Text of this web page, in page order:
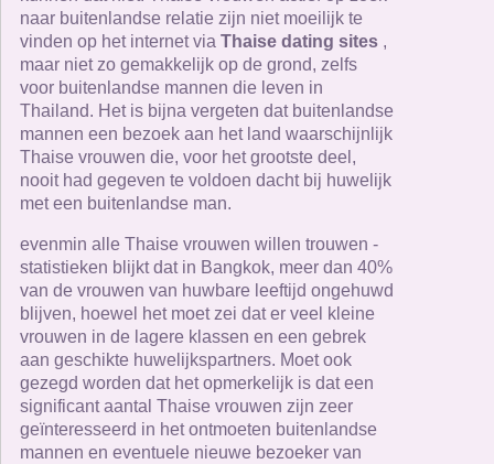
naar buitenlandse relatie zijn niet moeilijk te
vinden op het internet via Thaise dating sites ,
maar niet zo gemakkelijk op de grond, zelfs
voor buitenlandse mannen die leven in
Thailand. Het is bijna vergeten dat buitenlandse
mannen een bezoek aan het land waarschijnlijk
Thaise vrouwen die, voor het grootste deel,
nooit had gegeven te voldoen dacht bij huwelijk
met een buitenlandse man.
evenmin alle Thaise vrouwen willen trouwen -
statistieken blijkt dat in Bangkok, meer dan 40%
van de vrouwen van huwbare leeftijd ongehuwd
blijven, hoewel het moet zei dat er veel kleine
vrouwen in de lagere klassen en een gebrek
aan geschikte huwelijkspartners. Moet ook
gezegd worden dat het opmerkelijk is dat een
significant aantal Thaise vrouwen zijn zeer
geïnteresseerd in het ontmoeten buitenlandse
mannen en eventuele nieuwe bezoeker van